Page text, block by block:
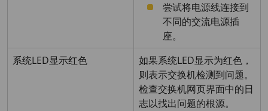
尝试将电源线连接到
不同的交流电源插
座。
系统LED显示红色
如果系统LED显示为红色，
则表示交换机检测到问题。
检查交换机网页界面中的日
志以找出问题的根源。